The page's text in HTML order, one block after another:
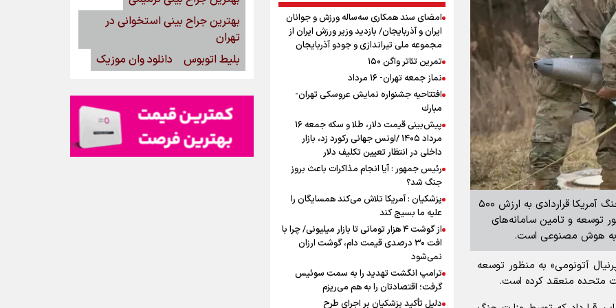
برنا - گروه بین الملل: رسانه اوکراینی گزارش داد، وزارت جنگ آمریکا قراردادی به ارزش ۵۰۰
توسعه و تامین سامانه‌های
به هوش مصنوعی است.
با شرکت «پرنیال آتونومی» به منظور توسعه
متحده منعقد کرده است.
امضای سند همکاری سه‌ساله ورزش و جوانان
ایران و آذربایجان/ بازدید وزیر ورزش ایران از
مجموعه ملی تیراندازی و جودو آذربایجان
تمرین تئاتر واگن ۱۵۰
نماز جمعه تهران- ۱۶ مرداد
افتتاحیه جشنواره نمايش عروسكى تهران-
مبارك
پیش‌بینی قیمت دلار، طلا و سکه جمعه ۱۶
مرداد ۱۴۰۵ /اونس جهانی رکورد زد، بازار
داخلی در انتظار تعیین تکلیف دلار
رئیس جمهور : آیا انجام مذاکرات باعث بروز
جنگ شد؟
پزشکیان : آمریکا تلاش می‌کند همسایگان را
علیه ما بسیج کند
از گوشت ۴ هزار تومانی تا بازار میلیونی/ چرا با
افت ۳۰ درصدی قیمت دام، گوشت ارزان
نمی‌شود
ترامپ انگشت تهدید را به سمت سوئیس
گرفت؛ اقتصادتان را به هم می‌ریزم
دلیل تأکید پزشکیان بر اجرای طرح
بهترین جراح بینی استخوانی در
تهران
بلیط اتوبوس
دانلود وان موزیک